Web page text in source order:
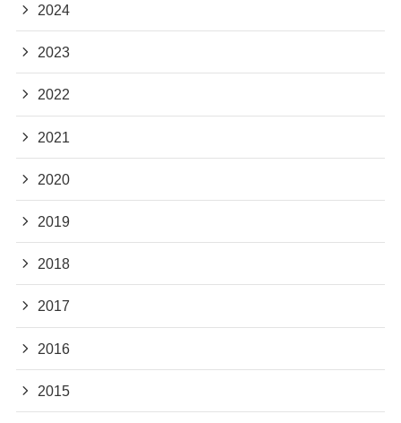
2024
2023
2022
2021
2020
2019
2018
2017
2016
2015